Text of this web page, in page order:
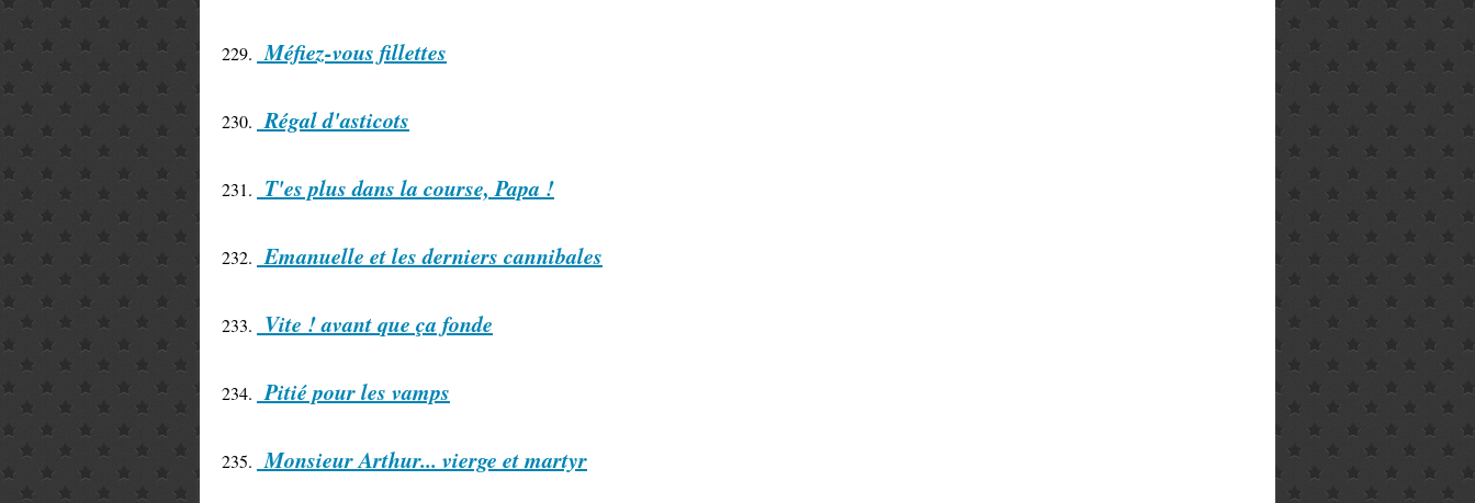
229. Méfiez-vous fillettes
230. Régal d'asticots
231. T'es plus dans la course, Papa !
232. Emanuelle et les derniers cannibales
233. Vite ! avant que ça fonde
234. Pitié pour les vamps
235. Monsieur Arthur... vierge et martyr